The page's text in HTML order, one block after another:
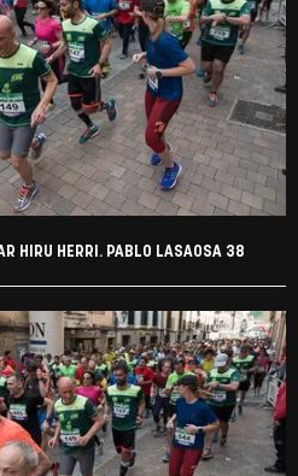
HIRU HERRI. PABLO LASAOSA 38